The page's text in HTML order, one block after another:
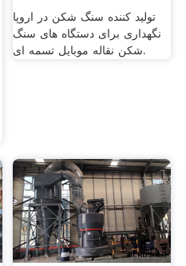
تولید کننده سنگ شکن در اروپا
نگهداری برای دستگاه های سنگ
شکن نقاله موبایل تسمه ای.